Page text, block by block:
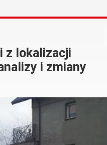
z lokalizacji
i zmiany